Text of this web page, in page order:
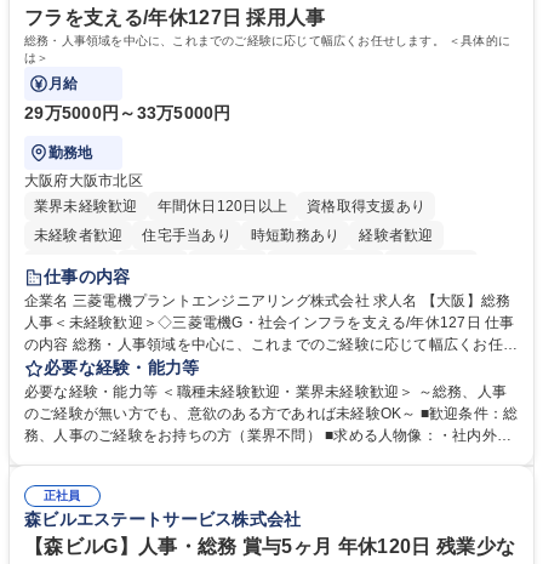
フラを支える/年休127日 採用人事
総務・人事領域を中心に、これまでのご経験に応じて幅広くお任せします。 ＜具体的に
は＞
月給
29万5000円～33万5000円
勤務地
大阪府大阪市北区
業界未経験歓迎
年間休日120日以上
資格取得支援あり
未経験者歓迎
住宅手当あり 時短勤務あり
経験者歓迎
退職金あり
駅近5分以内
土日祝休み 服装自由 寮・社宅あり 食事補助あり
仕事の内容
企業名 三菱電機プラントエンジニアリング株式会社 求人名 【大阪】総務
人事＜未経験歓迎＞◇三菱電機G・社会インフラを支える/年休127日 仕事
の内容 総務・人事領域を中心に、これまでのご経験に応じて幅広くお任せ
します。 ＜具体的には＞ ・総務/人事労務（給与・社保・勤怠管理など）
・採用・教育研修 ・福利厚生運用 など ※基本的には事務所勤務ですが、
採用や教育等の業務内容により、関西圏以外への日帰り・宿泊を伴う国内
出張もございます。 ※担当業務を持ちつつ、お互いに助け合いながら、総
必要な経験・能力等
必要な経験・能力等 ＜職種未経験歓迎・業界未経験歓迎＞ ～総務、人事
のご経験が無い方でも、意欲のある方であれば未経験OK～ ■歓迎条件：総
務、人事のご経験をお持ちの方（業界不問） ■求める人物像：・社内外の
正社員
森ビルエステートサービス株式会社
【森ビルG】人事・総務 賞与5ヶ月 年休120日 残業少な